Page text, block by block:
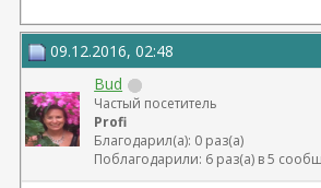
09.12.2016, 02:48
Bud
Частый посетитель
Profi
Благодарил(а): 0 раз(а)
Поблагодарили: 6 раз(а) в 5